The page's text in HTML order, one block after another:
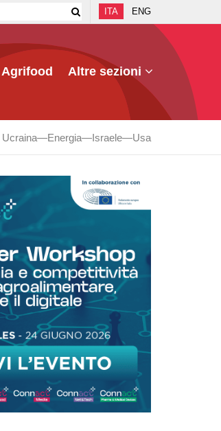
ITA ENG
Agrifood Altre sezioni
Energia Israele Usa